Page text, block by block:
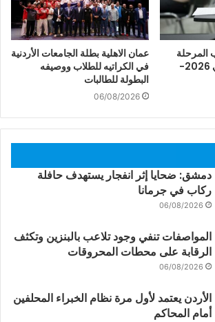
الثانوية للعام الدراسي 2026-
عمان الاهلية بطلة الجامعات الأردنية
في الكراتيه للطلاب ووصيفه
البطولة للطالبات
06/08/2026
دمشق: ضحايا إثر انفجار يستهدف حافلة
ركاب في جرمانا
06/08/2026
المواصفات تنفي وجود تلاعب بالبنزين وتكثف
الرقابة على محطات المحروقات
06/08/2026
الأردن يعتمد لأول مرة نظام الخبراء المحلفين
أمام المحاكم